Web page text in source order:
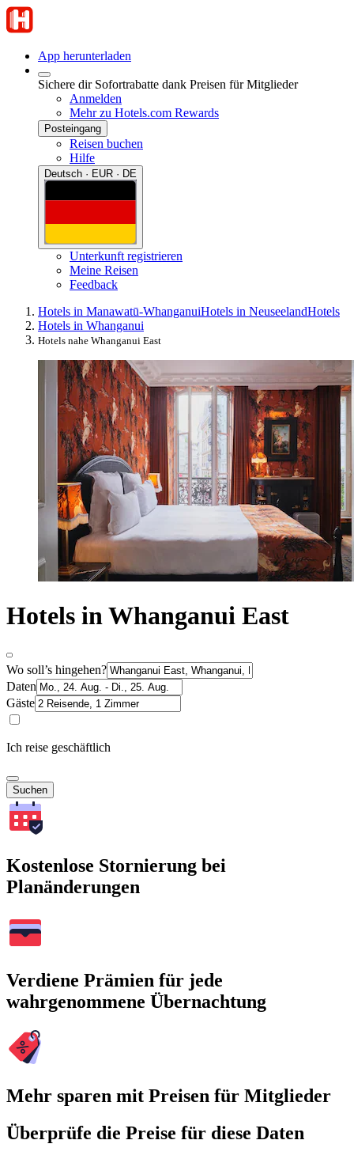
App herunterladen
Sichere dir Sofortrabatte dank Preisen für Mitglieder
Anmelden
Mehr zu Hotels.com Rewards
Posteingang
Reisen buchen
Hilfe
Deutsch · EUR · DE
Unterkunft registrieren
Meine Reisen
Feedback
Hotels in Manawatū-WhanganuiHotels in NeuseelandHotels
Hotels in Whanganui
Hotels nahe Whanganui East
Hotels in Whanganui East
Wo soll’s hingehen?
Daten
Gäste
Ich reise geschäftlich
Suchen
Kostenlose Stornierung bei
Planänderungen
Verdiene Prämien für jede
wahrgenommene Übernachtung
Mehr sparen mit Preisen für Mitglieder
Überprüfe die Preise für diese Daten